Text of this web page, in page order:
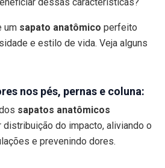
um sapato anatômico perfeito
e estilo de vida. Veja alguns
nos pés, pernas e coluna:
sapatos anatômicos
distribuição do impacto, aliviando o
e prevenindo dores.